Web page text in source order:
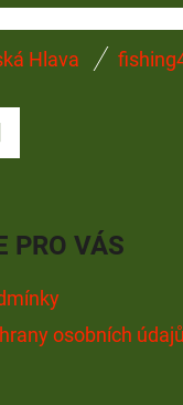
Hlava
PRO VÁS
osobních údajů